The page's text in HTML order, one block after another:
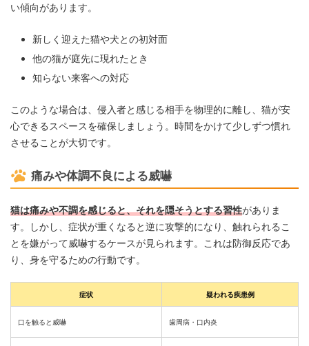
い傾向があります。
新しく迎えた猫や犬との初対面
他の猫が庭先に現れたとき
知らない来客への対応
このような場合は、侵入者と感じる相手を物理的に離し、猫が安
心できるスペースを確保しましょう。時間をかけて少しずつ慣れ
させることが大切です。
痛みや体調不良による威嚇
猫は痛みや不調を感じると、それを隠そうとする習性がありま
す。しかし、症状が重くなると逆に攻撃的になり、触れられるこ
とを嫌がって威嚇するケースが見られます。これは防御反応であ
り、身を守るための行動です。
症状 疑われる疾患例
口を触ると威嚇 歯周病・口内炎